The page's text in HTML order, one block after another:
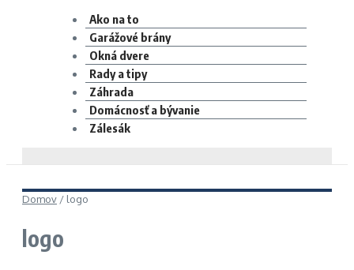
Ako na to
Garážové brány
Okná dvere
Rady a tipy
Záhrada
Domácnosť a bývanie
Zálesák
Domov / logo
logo